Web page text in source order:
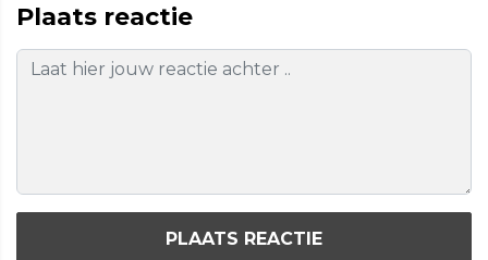
Plaats reactie
PLAATS REACTIE